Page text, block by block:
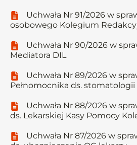
Uchwała Nr 91/2026 w
osobowego Kolegium
Uchwała Nr 90/2026 w
Mediatora DIL
Uchwała Nr 89/2026 w
Pełnomocnika ds. stomatologii
Uchwała Nr 88/2026 w
ds. Lekarskiej Kasy Pomocy
Uchwała Nr 87/2026 w